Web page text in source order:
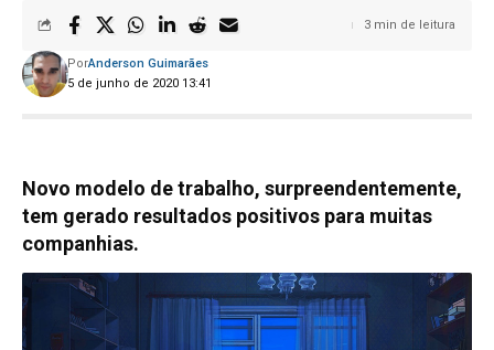
5 de junho de 2020 13:41
PorAnderson Guimarães
3 min de leitura
Novo modelo de trabalho, surpreendentemente,
tem gerado resultados positivos para muitas
companhias.